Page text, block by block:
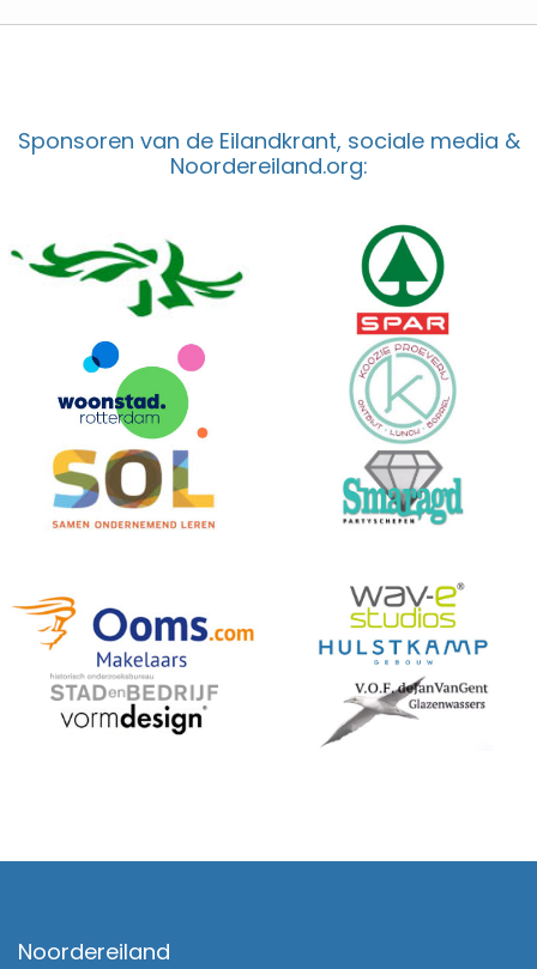
Sponsoren van de Eilandkrant, sociale media &
Noordereiland.org:
Noordereiland